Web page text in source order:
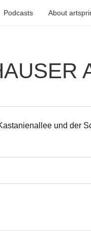
Podcasts About
und der